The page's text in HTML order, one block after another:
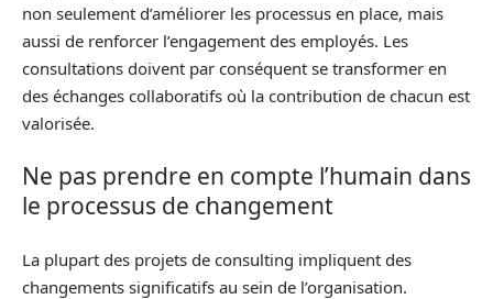
non seulement d’améliorer les processus en place, mais
aussi de renforcer l’engagement des employés. Les
consultations doivent par conséquent se transformer en
des échanges collaboratifs où la contribution de chacun est
valorisée.
Ne pas prendre en compte l’humain dans
le processus de changement
La plupart des projets de consulting impliquent des
changements significatifs au sein de l’organisation.